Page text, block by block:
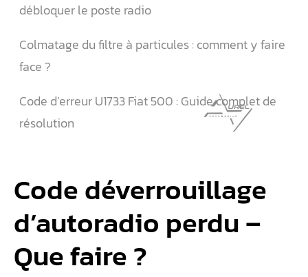
débloquer le poste radio
Colmatage du filtre à particules : comment y faire
face ?
Code d’erreur U1733 Fiat 500 : Guide complet de
résolution
Code déverrouillage
d’autoradio perdu –
Que faire ?